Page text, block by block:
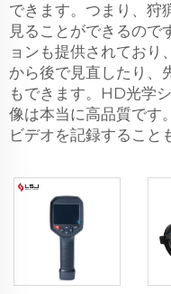
できます。つまり、狩
見ることができるので
ョンも提供されており
から後で見直したり、
もできます。HD光学
像は本当に高品質です
ビデオを記録すること